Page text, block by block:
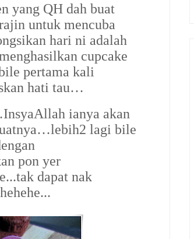
yang QH dah buat
untuk mencuba
hari ni adalah
cupcake
pertama kali
hati tau…
ianya akan
lagi bile
pon yer
dapat nak